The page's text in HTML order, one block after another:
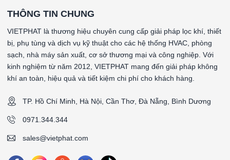
*Tên sản phẩm: FinePak - Lọc tinh dạng túi
*Cấp độ lọc: F8 (90-95%)
*Vật liệu lọc: Sợi tổng hợp
*Vật liệu khung: Khung tole mạ kẽm
*Gasket (ron): Không
*Số túi: 4 túi
*Vận tốc gió bề mặt: 2.5 m/s
*Độ tổn thất áp suất khuyến nghị thay thế: 450Pa
*Lưu lượng (CMH): 1600CMH
THÔNG TIN CHUNG
VIETPHAT là thương hiệu chuyên cung cấp giải pháp lọc khí, thiết
bị, phụ tùng và dịch vụ kỹ thuật cho các hệ thống HVAC, phòng
sạch, nhà máy sản xuất, cơ sở thương mại và công nghiệp. Với
kinh nghiệm từ năm 2012, VIETPHAT mang đến giải pháp không
khí an toàn, hiệu quả và tiết kiệm chi phí cho khách hàng.
TP. Hồ Chí Minh, Hà Nội, Cần Thơ, Đà Nẵng, Bình Dương
0971.344.344
sales@vietphat.com